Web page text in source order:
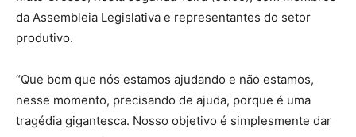
da Assembleia Legislativa e representantes do setor
produtivo.
“Que bom que nós estamos ajudando e não estamos,
nesse momento, precisando de ajuda, porque é uma
tragédia gigantesca. Nosso objetivo é simplesmente dar